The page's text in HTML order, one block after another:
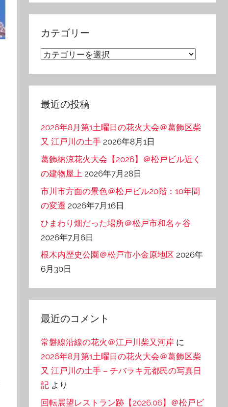
ブ
カテゴリー
カ
ー
最近の投稿
2026年8月第1土曜日の花火大会＠葛飾区柴
又 江戸川の土手 2026年8月1日
葛飾納涼花火大会【2026】＠松戸ビル近く
の建物屋上 2026年7月28日
市川市方面の景色＠松戸ビル20階：10年間
の変遷 2026年7月16日
ひまわり畑だった場所＠松戸市和名ヶ谷
2026年7月6日
根木内歴史公園＠松戸市小金原地区 2026年
6月30日
最近のコメント
常磐線沿線の花火＠江戸川柴又河岸 に
2026年8月第1土曜日の花火大会＠葛飾区柴
又 江戸川の土手 – チバラキ元都民の写真日
記 より
回転展望レストラン跡【2026.06】＠松戸ビ